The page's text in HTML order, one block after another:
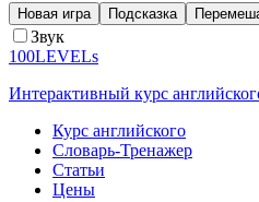
Новая игра Подсказка
Звук
100LEVELs
Интерактивный курс
Курс английского
Словарь-Тренажер
Статьи
Цены